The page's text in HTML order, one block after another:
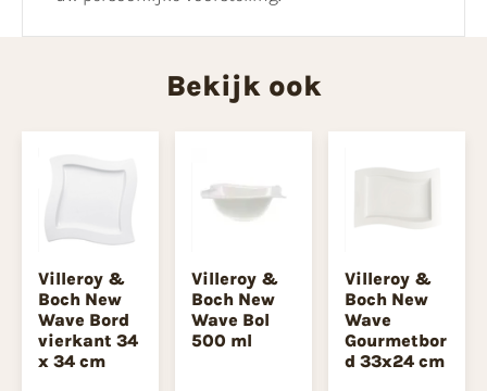
Bekijk ook
Villeroy &
Boch New
Wave Bord
vierkant 34
x 34 cm
Villeroy &
Boch New
Wave Bol
500 ml
Villeroy &
Boch New
Wave
Gourmetbor
d 33x24 cm